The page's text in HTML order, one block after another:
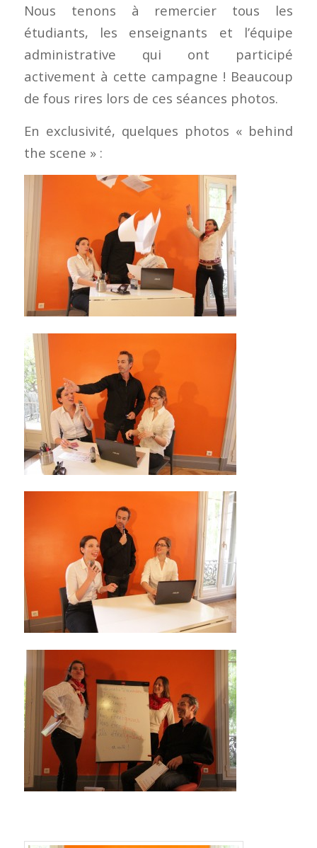
Nous tenons à remercier tous les
étudiants, les enseignants et l’équipe
administrative qui ont participé
activement à cette campagne ! Beaucoup
de fous rires lors de ces séances photos.
En exclusivité, quelques photos « behind
the scene » :